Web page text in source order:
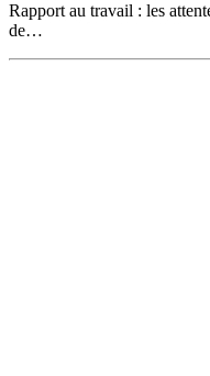
Rapport au travail : les
de…